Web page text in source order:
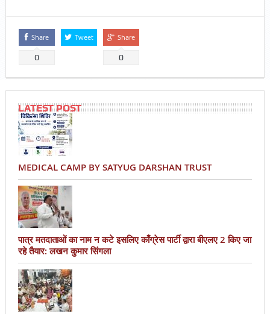
Share
0
Tweet Share
0
LATEST POST
MEDICAL CAMP BY SATYUG DARSHAN TRUST
पात्र मतदाताओं का नाम न कटे इसलिए काँग्रेस पार्टी द्वारा बीएलए 2 किए जा
रहे तैयार: लखन कुमार सिंगला